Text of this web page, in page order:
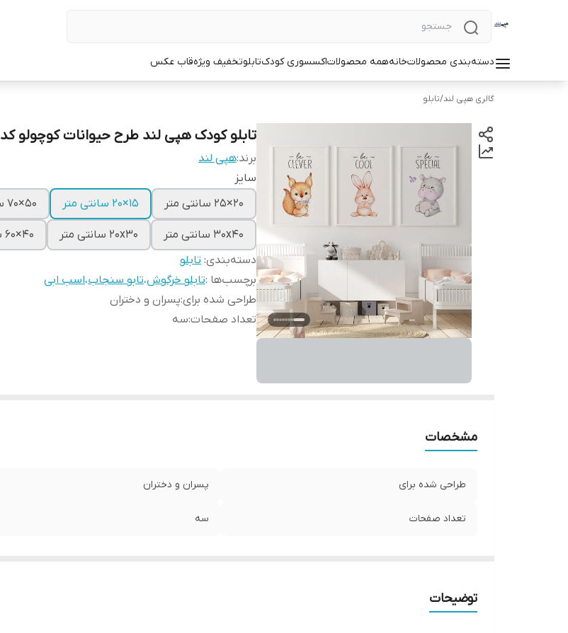
دسته‌بندی محصولاتخانههمه محصولاتاکسسوری کودکتابلوتخفیف ویژهقاب عکس
گالری هپی لند/تابلو
تابلو کودک هپی لند طرح حیوانات کوچولو کد T112330
برند:هپی لند
سایز
20×25 سانتی متر
15×20 سانتی متر 50×70 سانتی متر
30x40 سانتی متر 20x30 سانتی متر
40×60 سانتی متر
دسته‌بندی: تابلو
برچسب‌ها :تابلو خرگوش،تابو سنجاب،اسب ابی
طراحی شده برای:پسران و دختران
تعداد صفحات:سه
مشخصات
طراحی شده برای پسران و دختران
تعداد صفحات سه
توضیحات